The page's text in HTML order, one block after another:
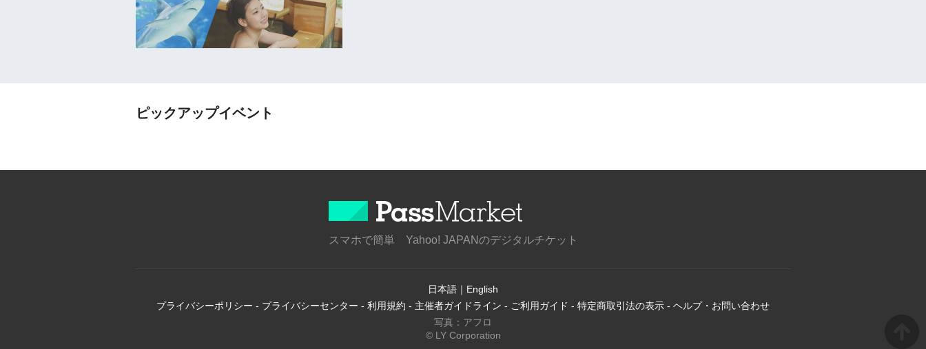
ピックアップイベント
スマホで簡単 Yahoo! JAPANのデジタルチケット
日本語 ｜ English
プライバシーポリシー - プライバシーセンター - 利用規約 - 主催者ガイドライン - ご利用ガイド - 特定商取引法の表示 - ヘルプ・お問い合わせ
写真：アフロ
© LY Corporation